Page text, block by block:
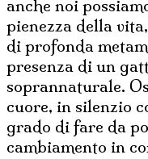
anche noi
pienezza della
di profonda
presenza di un
soprannaturale.
cuore, in silenzio
grado di fare da
cambiamento in